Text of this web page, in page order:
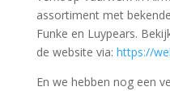
assortiment met
Funke en Luypears.
de website via: https://
En we hebben nog een